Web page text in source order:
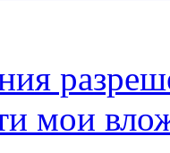
мои